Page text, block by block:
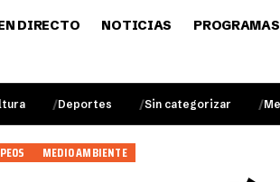
DIRECTO NOTICIAS PROGRAMAS
Deportes Sin categorizar
MEDIO AMBIENTE